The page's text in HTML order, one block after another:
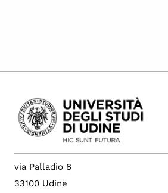
via Palladio 8
33100 Udine